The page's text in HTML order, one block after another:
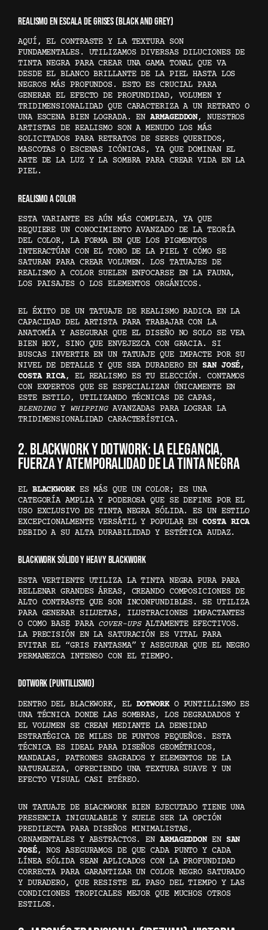
REALISMO EN ESCALA DE GRISES (BLACK AND GREY)
AQUÍ, EL CONTRASTE Y LA TEXTURA SON
FUNDAMENTALES. UTILIZAMOS DIVERSAS DILUCIONES DE
TINTA NEGRA PARA CREAR UNA GAMA TONAL QUE VA
DESDE EL BLANCO BRILLANTE DE LA PIEL HASTA LOS
NEGROS MÁS PROFUNDOS. ESTO ES CRUCIAL PARA
GENERAR EL EFECTO DE PROFUNDIDAD, VOLUMEN Y
TRIDIMENSIONALIDAD QUE CARACTERIZA A UN RETRATO O
UNA ESCENA BIEN LOGRADA. ENARMAGEDDON, NUESTROS
ARTISTAS DE REALISMO SON A MENUDO LOS MÁS
SOLICITADOS PARA RETRATOS DE SERES QUERIDOS,
MASCOTAS O ESCENAS ICÓNICAS, YA QUE DOMINAN EL
ARTE DE LA LUZ Y LA SOMBRA PARA CREAR VIDA EN LA
PIEL.
REALISMO A COLOR
ESTA VARIANTE ES AÚN MÁS COMPLEJA, YA QUE
REQUIERE UN CONOCIMIENTO AVANZADO DE LA TEORÍA
DEL COLOR, LA FORMA EN QUE LOS PIGMENTOS
INTERACTÚAN CON EL TONO DE LA PIEL Y CÓMO SE
SATURAN PARA CREAR VOLUMEN. LOS TATUAJES DE
REALISMO A COLOR SUELEN ENFOCARSE EN LA FAUNA,
LOS PAISAJES O LOS ELEMENTOS ORGÁNICOS.
EL ÉXITO DE UN TATUAJE DE REALISMO RADICA EN LA
CAPACIDAD DEL ARTISTA PARA TRABAJAR CON LA
ANATOMÍA Y ASEGURAR QUE EL DISEÑO NO SOLO SE VEA
BIEN HOY, SINO QUE ENVEJEZCA CON GRACIA. SI
BUSCAS INVERTIR EN UN TATUAJE QUE IMPACTE POR SU
NIVEL DE DETALLE Y QUE SEA DURADERO EN SAN JOSÉ,
COSTA RICA, EL REALISMO ES TU ELECCIÓN. CONTAMOS
CON EXPERTOS QUE SE ESPECIALIZAN ÚNICAMENTE EN
ESTE ESTILO, UTILIZANDO TÉCNICAS DE CAPAS,
BLENDINGY WHIPPINGAVANZADAS PARA LOGRAR LA
TRIDIMENSIONALIDAD CARACTERÍSTICA.
2. BLACKWORK Y DOTWORK: LA ELEGANCIA,
FUERZA Y ATEMPORALIDAD DE LA TINTA NEGRA
EL BLACKWORKES MÁS QUE UN COLOR; ES UNA
CATEGORÍA AMPLIA Y PODEROSA QUE SE DEFINE POR EL
USO EXCLUSIVO DE TINTA NEGRA SÓLIDA. ES UN ESTILO
EXCEPCIONALMENTE VERSÁTIL Y POPULAR ENCOSTA RICA
DEBIDO A SU ALTA DURABILIDAD Y ESTÉTICA AUDAZ.
BLACKWORK SÓLIDO Y HEAVY BLACKWORK
ESTA VERTIENTE UTILIZA LA TINTA NEGRA PURA PARA
RELLENAR GRANDES ÁREAS, CREANDO COMPOSICIONES DE
ALTO CONTRASTE QUE SON INCONFUNDIBLES. SE UTILIZA
PARA GENERAR SILUETAS, ILUSTRACIONES IMPACTANTES
O COMO BASE PARA COVER-UPSALTAMENTE EFECTIVOS.
LA PRECISIÓN EN LA SATURACIÓN ES VITAL PARA
EVITAR EL “GRIS FANTASMA” Y ASEGURAR QUE EL NEGRO
PERMANEZCA INTENSO CON EL TIEMPO.
DOTWORK (PUNTILLISMO)
DENTRO DEL BLACKWORK, EL DOTWORKO PUNTILLISMO ES
UNA TÉCNICA DONDE LAS SOMBRAS, LOS DEGRADADOS Y
EL VOLUMEN SE CREAN MEDIANTE LA DENSIDAD
ESTRATÉGICA DE MILES DE PUNTOS PEQUEÑOS. ESTA
TÉCNICA ES IDEAL PARA DISEÑOS GEOMÉTRICOS,
MANDALAS, PATRONES SAGRADOS Y ELEMENTOS DE LA
NATURALEZA, OFRECIENDO UNA TEXTURA SUAVE Y UN
EFECTO VISUAL CASI ETÉREO.
UN TATUAJE DE BLACKWORK BIEN EJECUTADO TIENE UNA
PRESENCIA INIGUALABLE Y SUELE SER LA OPCIÓN
PREDILECTA PARA DISEÑOS MINIMALISTAS,
ORNAMENTALES Y ABSTRACTOS. EN ARMAGEDDONEN SAN
JOSÉ, NOS ASEGURAMOS DE QUE CADA PUNTO Y CADA
LÍNEA SÓLIDA SEAN APLICADOS CON LA PROFUNDIDAD
CORRECTA PARA GARANTIZAR UN COLOR NEGRO SATURADO
Y DURADERO, QUE RESISTE EL PASO DEL TIEMPO Y LAS
CONDICIONES TROPICALES MEJOR QUE MUCHOS OTROS
ESTILOS.